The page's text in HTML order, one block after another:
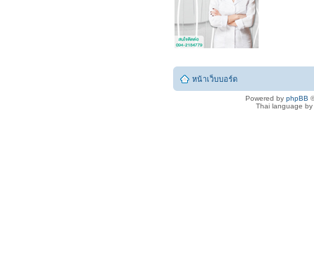
หน้าเว็บบอร์ด
Powered by phpBB
Thai language by